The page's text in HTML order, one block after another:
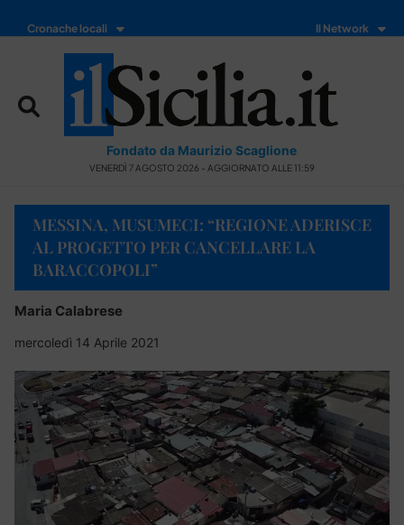
Cronache locali Il Network
Fondato da Maurizio Scaglione
VENERDÌ 7 AGOSTO 2026 - AGGIORNATO ALLE 11:59
MESSINA, MUSUMECI: “REGIONE ADERISCE
AL PROGETTO PER CANCELLARE LA
BARACCOPOLI”
Maria Calabrese
mercoledì 14 Aprile 2021